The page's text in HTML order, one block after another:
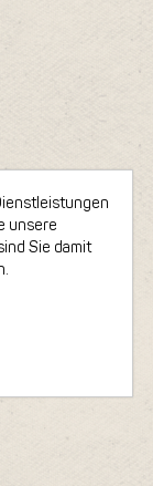
unsere
Sie damit